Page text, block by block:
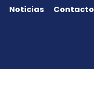
Noticias Contacto